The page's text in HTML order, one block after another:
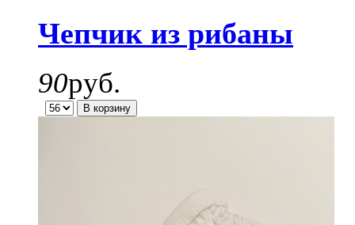
Чепчик из рибаны
90руб.